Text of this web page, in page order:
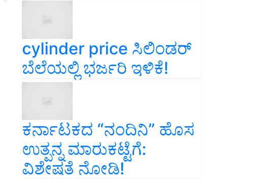
cylinder price ಸಿಲಿಂಡರ್‌
ಬೆಲೆಯಲ್ಲಿ ಭರ್ಜರಿ ಇಳಿಕೆ!
ಕರ್ನಾಟಕದ “ನಂದಿನಿ” ಹೊಸ
ಉತ್ಪನ್ನ ಮಾರುಕಟ್ಟೆಗೆ:
ವಿಶೇಷತೆ ನೋಡಿ!